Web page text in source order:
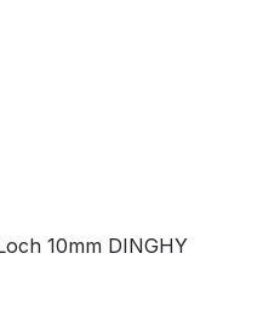
10mm DINGHY